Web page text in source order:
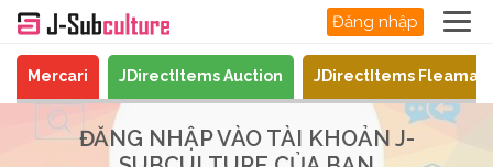
Đăng nhập
Mercari JDirectItems Auction JDirectItems
ĐĂNG NHẬP VÀO TÀI KHOẢN J-